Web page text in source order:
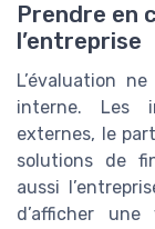
Prendre en
l’entreprise
L’évaluation
interne. Les
externes, le
solutions de
aussi
d’afficher